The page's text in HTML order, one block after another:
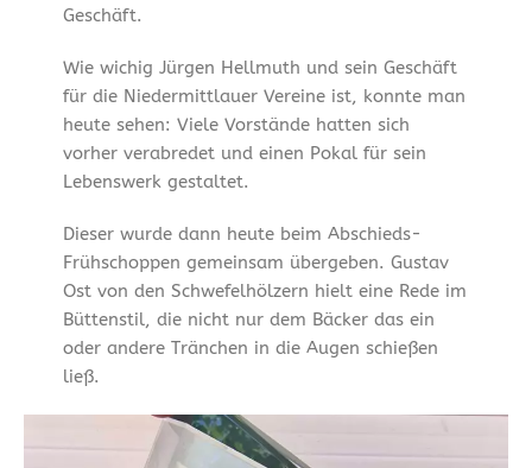
Geschäft.
Wie wichig Jürgen Hellmuth und sein Geschäft
für die Niedermittlauer Vereine ist, konnte man
heute sehen: Viele Vorstände hatten sich
vorher verabredet und einen Pokal für sein
Lebenswerk gestaltet.
Dieser wurde dann heute beim Abschieds-
Frühschoppen gemeinsam übergeben. Gustav
Ost von den Schwefelhölzern hielt eine Rede im
Büttenstil, die nicht nur dem Bäcker das ein
oder andere Tränchen in die Augen schießen
ließ.